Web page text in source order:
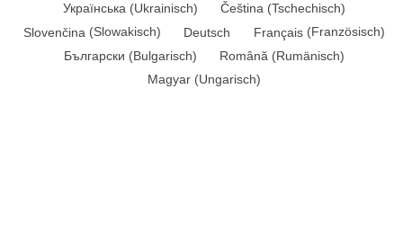
Українська(Ukrainisch) Čeština (Tschechisch)
Slovenčina (Slowakisch) Deutsch Français(Französisch)
Български (Bulgarisch) Română (Rumänisch)
Magyar(Ungarisch)